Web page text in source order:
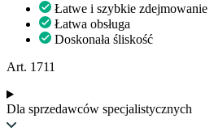
Łatwe i szybkie zdejmowanie
Łatwa obsługa
Doskonała śliskość
Art. 1711
Dla sprzedawców specjalistycznych